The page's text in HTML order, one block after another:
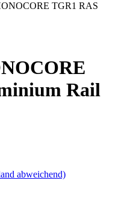
Rail
abweichend)